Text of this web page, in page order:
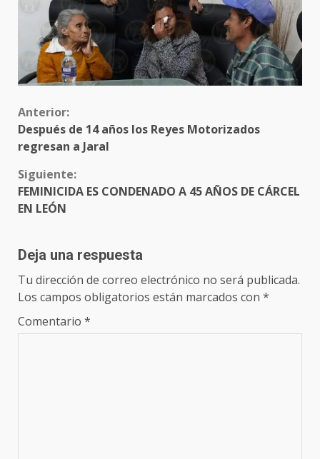
Sigue
leyendo
Anterior:
Después de 14 años los Reyes Motorizados
regresan a Jaral
Siguiente:
FEMINICIDA ES CONDENADO A 45 AÑOS DE CÁRCEL
EN LEÓN
Deja una respuesta
Tu dirección de correo electrónico no será publicada.
Los campos obligatorios están marcados con *
Comentario *